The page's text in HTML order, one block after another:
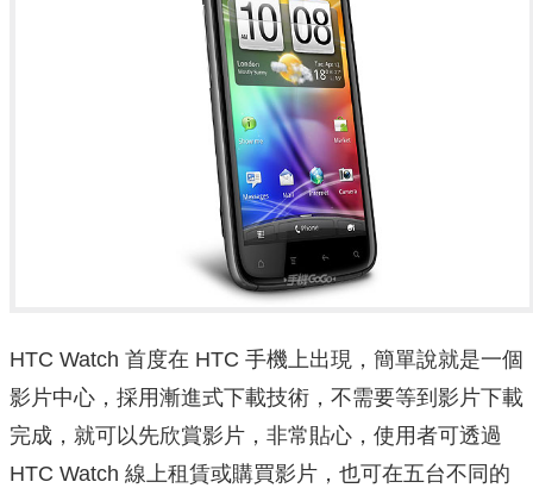
HTC Watch 首度在 HTC 手機上出現，簡單說就是一個
影片中心，採用漸進式下載技術，不需要等到影片下載
完成，就可以先欣賞影片，非常貼心，使用者可透過
HTC Watch 線上租賃或購買影片，也可在五台不同的